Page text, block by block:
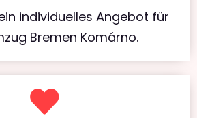
individuelles Angebot für
Bremen Komárno.